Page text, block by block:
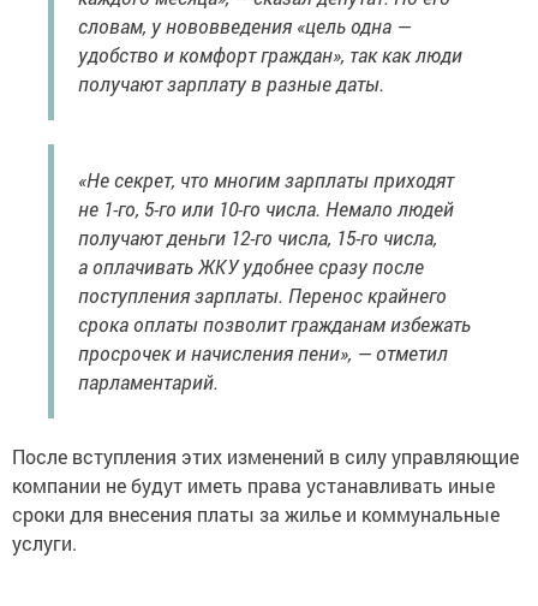
словам, у нововведения «цель одна —
удобство и комфорт граждан», так как люди
получают зарплату в разные даты.
«Не секрет, что многим зарплаты приходят
не 1-го, 5-го или 10-го числа. Немало людей
получают деньги 12-го числа, 15-го числа,
а оплачивать ЖКУ удобнее сразу после
поступления зарплаты. Перенос крайнего
срока оплаты позволит гражданам избежать
просрочек и начисления пени», — отметил
парламентарий.
После вступления этих изменений в силу управляющие
компании не будут иметь права устанавливать иные
сроки для внесения платы за жилье и коммунальные
услуги.